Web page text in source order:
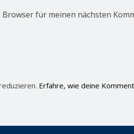
für meinen nächsten
Erfahre, wie deine